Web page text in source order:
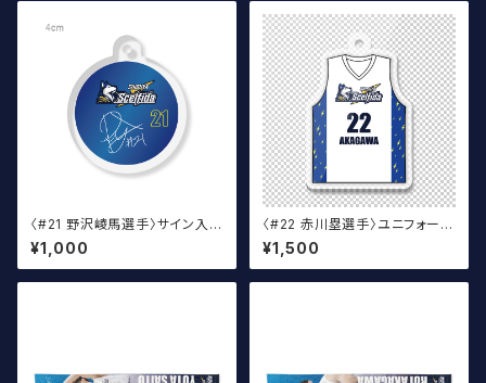
〈#21 野沢崚馬選手〉サイン入り
丸アクキー
¥1,000
〈#22 赤川塁選手〉ユニフォーム
キーホルダー（白）
¥1,500